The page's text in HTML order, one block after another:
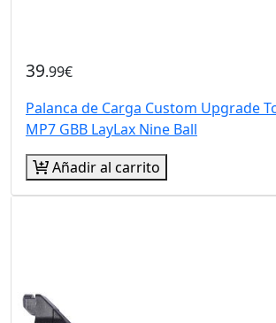
39.99€
Palanca de Carga Custom Upgrade
MP7 GBB LayLax Nine Ball
Añadir al carrito